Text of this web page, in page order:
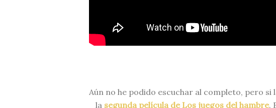
Aún no he podido escuchar al completo, pero
la segunda película de Los juegos del hambre.